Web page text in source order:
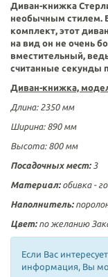
Диван-книжка
необычным стилем.
комплект, этот
на вид он не очень
вместительный,
считанные секунды
Диван-книжка,
Длина: 2350 мм
Ширина: 890 мм
Высота: 800 мм
Посадочных мест:3
Материал:обивка -
Наполнитель:
Цвет: по желанию
Если Вас
информация, Вы